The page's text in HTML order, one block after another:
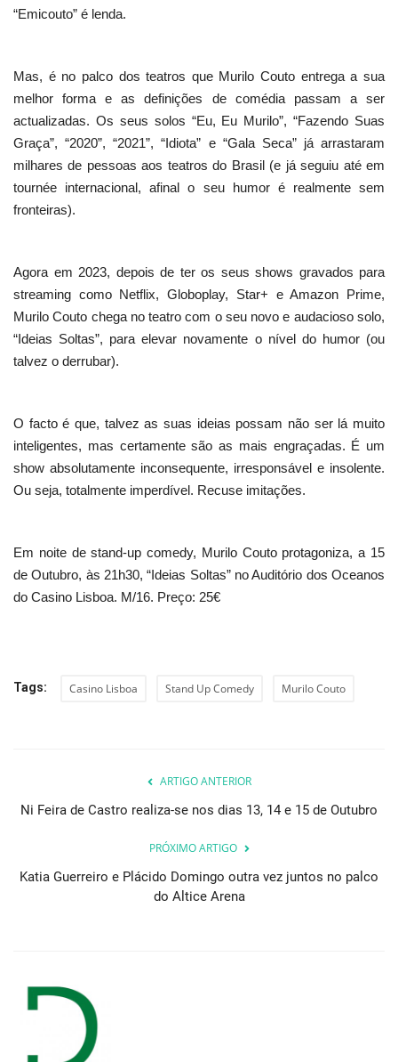
“Emicouto” é lenda.
Mas, é no palco dos teatros que Murilo Couto entrega a sua
melhor forma e as definições de comédia passam a ser
actualizadas. Os seus solos “Eu, Eu Murilo”, “Fazendo Suas
Graça”, “2020”, “2021”, “Idiota” e “Gala Seca” já arrastaram
milhares de pessoas aos teatros do Brasil (e já seguiu até em
tournée internacional, afinal o seu humor é realmente sem
fronteiras).
Agora em 2023, depois de ter os seus shows gravados para
streaming como Netflix, Globoplay, Star+ e Amazon Prime,
Murilo Couto chega no teatro com o seu novo e audacioso solo,
“Ideias Soltas”, para elevar novamente o nível do humor (ou
talvez o derrubar).
O facto é que, talvez as suas ideias possam não ser lá muito
inteligentes, mas certamente são as mais engraçadas. É um
show absolutamente inconsequente, irresponsável e insolente.
Ou seja, totalmente imperdível. Recuse imitações.
Em noite de stand-up comedy, Murilo Couto protagoniza, a 15
de Outubro, às 21h30, “Ideias Soltas” no Auditório dos Oceanos
do Casino Lisboa. M/16. Preço: 25€
Tags: Casino Lisboa Stand Up Comedy Murilo Couto
ARTIGO ANTERIOR
Ni Feira de Castro realiza-se nos dias 13, 14 e 15 de Outubro
PRÓXIMO ARTIGO
Katia Guerreiro e Plácido Domingo outra vez juntos no palco
do Altice Arena